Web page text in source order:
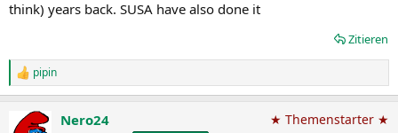
think) years back. SUSA have also done it
Zitieren
R
e
k
pipin
Nero24 ★ Themenstarter ★